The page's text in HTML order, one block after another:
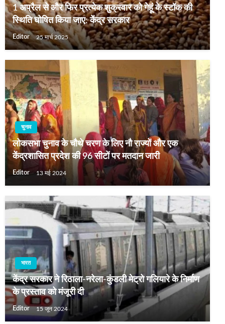
1 अप्रैल से और फिर प्रत्येक शुक्रवार को गेहूं के स्टॉक की
स्थिति घोषित किया जाए: केंद्र सरकार
Editor 25 मार्च 2025
चुनाव
लोकसभा चुनाव के चौथे चरण के लिए नौ राज्यों और एक
केंद्रशासित प्रदेश की 96 सीटों पर मतदान जारी
Editor 13 मई 2024
भारत
केंद्र सरकार ने रिठाला-नरेला-कुंडली मेट्रो गलियारे के निर्माण
के प्रस्ताव को मंजूरी दी
Editor 15 जून 2024